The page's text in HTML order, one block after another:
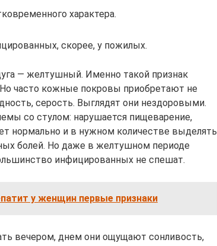
характера.
скорее, у пожилых.
— желтушный. Именно такой признак
часто кожные покровы приобретают не
серость. Выглядят они нездоровыми.
со стулом: нарушается пищеварение,
нормально и в нужном количестве выделять
болей. Но даже в желтушном периоде
инфицированных не спешат.
у женщин первые признаки
вечером, днем они ощущают сонливость,